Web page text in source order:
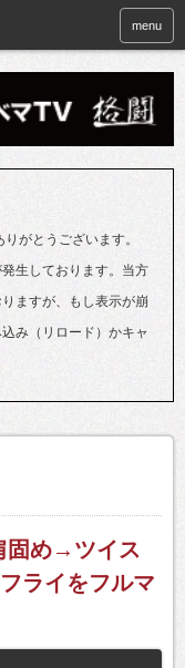
menu
がとうございます。
生しております。当方
ますが、もし表示が崩
み（リロード）かキャ
固め→ツイス
ライをフルマ